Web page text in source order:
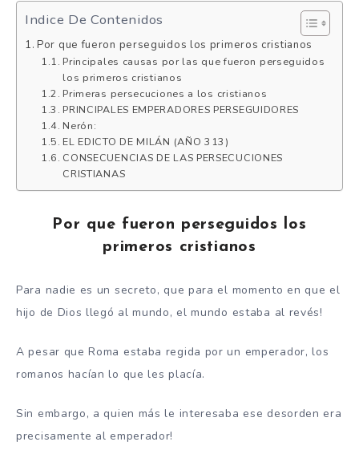
Indice De Contenidos
Por que fueron perseguidos los primeros cristianos
Principales causas por las que fueron perseguidos
los primeros cristianos
Primeras persecuciones a los cristianos
PRINCIPALES EMPERADORES PERSEGUIDORES
Nerón:
EL EDICTO DE MILÁN (AÑO 313)
CONSECUENCIAS DE LAS PERSECUCIONES
CRISTIANAS
Por que fueron perseguidos los
primeros cristianos
Para nadie es un secreto, que para el momento en que el
hijo de Dios llegó al mundo, el mundo estaba al revés!
A pesar que Roma estaba regida por un emperador, los
romanos hacían lo que les placía.
Sin embargo, a quien más le interesaba ese desorden era
precisamente al emperador!